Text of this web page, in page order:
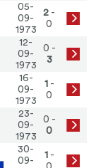
05-
09-
1973
2 -
0
12-
09-
1973
0 -
3
16-
09-
1973
1 -
0
23-
09-
1973
0 -
0
30-
09-
1 -